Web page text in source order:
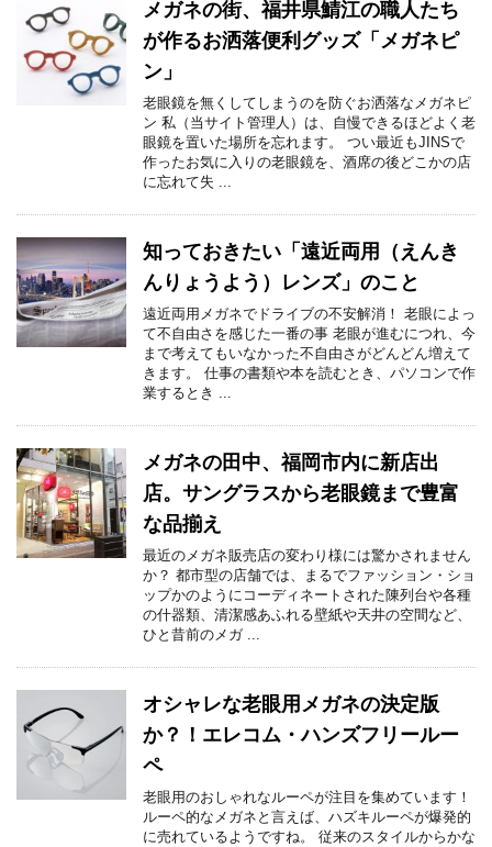
メガネの街、福井県鯖江の職人たち
が作るお洒落便利グッズ「メガネピ
ン」
老眼鏡を無くしてしまうのを防ぐお洒落なメガネピ
ン 私（当サイト管理人）は、自慢できるほどよく老
眼鏡を置いた場所を忘れます。 つい最近もJINSで
作ったお気に入りの老眼鏡を、酒席の後どこかの店
に忘れて失 ...
知っておきたい「遠近両用（えんき
んりょうよう）レンズ」のこと
遠近両用メガネでドライブの不安解消！ 老眼によっ
て不自由さを感じた一番の事 老眼が進むにつれ、今
まで考えてもいなかった不自由さがどんどん増えて
きます。 仕事の書類や本を読むとき、パソコンで作
業するとき ...
メガネの田中、福岡市内に新店出
店。サングラスから老眼鏡まで豊富
な品揃え
最近のメガネ販売店の変わり様には驚かされません
か？ 都市型の店舗では、まるでファッション・ショ
ップかのようにコーディネートされた陳列台や各種
の什器類、清潔感あふれる壁紙や天井の空間など、
ひと昔前のメガ ...
オシャレな老眼用メガネの決定版
か？！エレコム・ハンズフリールー
ペ
老眼用のおしゃれなルーペが注目を集めています！
ルーペ的なメガネと言えば、ハズキルーペが爆発的
に売れているようですね。 従来のスタイルからかな